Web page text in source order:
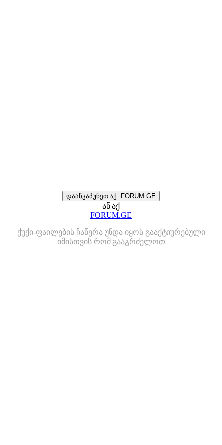
დააწკაპუნეთ აქ: FORUM.GE
ან აქ
FORUM.GE
ქუქი-ფაილების ჩაწერა უნდა იყოს გააქტიურებული
იმისთვის რომ გააგრძელოთ